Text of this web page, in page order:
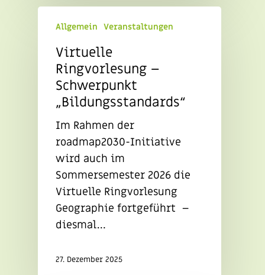
Allgemein Veranstaltungen
Virtuelle
Ringvorlesung –
Schwerpunkt
„Bildungsstandards“
Im Rahmen der
roadmap2030-Initiative
wird auch im
Sommersemester 2026 die
Virtuelle Ringvorlesung
Geographie fortgeführt –
diesmal…
27. Dezember 2025